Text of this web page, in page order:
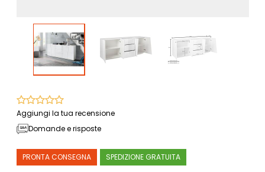
Aggiungi la tua recensione
Domande e risposte
PRONTA CONSEGNA SPEDIZIONE GRATUITA